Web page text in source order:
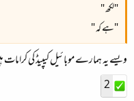
"لکھ "
"ہے کہ "
ویسے یہ ہمارے موبائیل کیپیڈ کی کرامات
2